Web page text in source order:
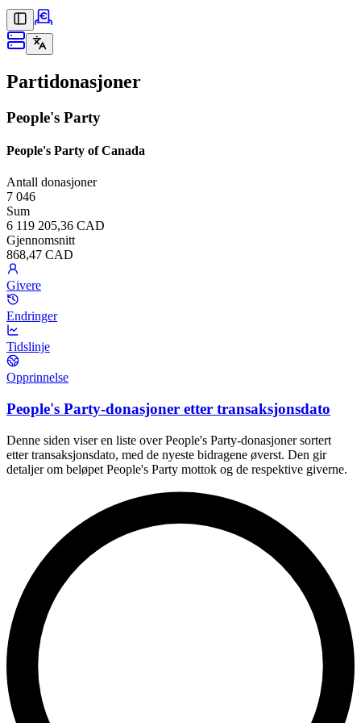
Partidonasjoner
People's Party
People's Party of Canada
Antall donasjoner
7 046
Sum
6 119 205,36 CAD
Gjennomsnitt
868,47 CAD
Givere
Endringer
Tidslinje
Opprinnelse
People's Party-donasjoner etter transaksjonsdato
Denne siden viser en liste over People's Party-donasjoner sortert
etter transaksjonsdato, med de nyeste bidragene øverst. Den gir
detaljer om beløpet People's Party mottok og de respektive giverne.